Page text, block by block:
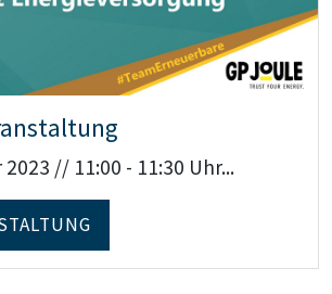
// 11:00 - 11:30 Uhr...